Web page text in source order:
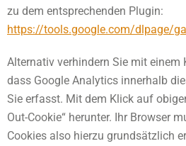
zu dem entsprechenden Plugin:
https://tools.google.com/dlpage/
Alternativ verhindern Sie mit einem
dass Google Analytics innerhalb
Sie erfasst. Mit dem Klick auf
Out-Cookie“ herunter. Ihr Browser
Cookies also hierzu grundsätzlich